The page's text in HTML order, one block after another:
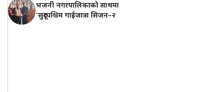
भजनी नगरपालिकाको साथमा
‘सुदूरपश्चिम गाईजात्रा सिजन–२